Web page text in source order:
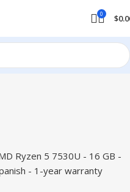
0 $
Ryzen 5 7530U - 16 GB -
- 1-year warranty